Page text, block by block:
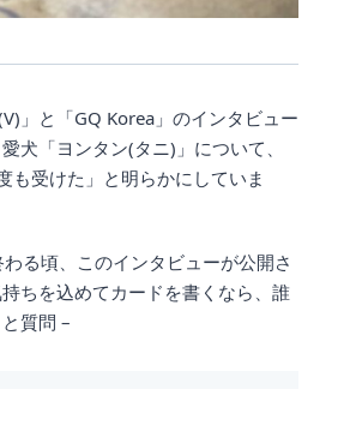
」と「GQ Korea」のインタビュー
犬「ヨンタン(タニ)」について、
も受けた」と明らかにしていま
る頃、このインタビューが公開さ
ちを込めてカードを書くなら、誰
質問 –